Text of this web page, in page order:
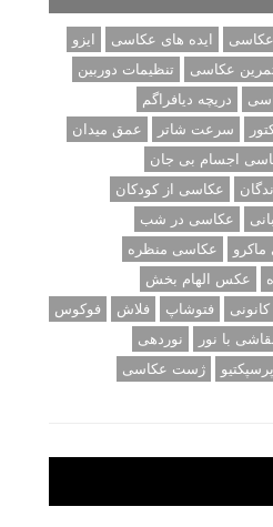
عکاسی ایده های عکاسی
ایزو
عکاسی
تنظیمات دوربین
دریچه دیافراگم
سرعت شاتر
عمق میدان
اجسام بی جان
عکاسی از کودکان
عکاسی در شب
عکاسی منظره
عکس الهام بخش
فتوشاپ فلاش
فوکوس
با نور
نوردهی
پرسپکتیو ژست عکاسی